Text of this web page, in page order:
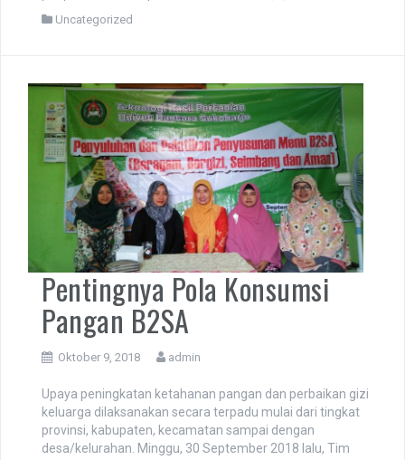
Uncategorized
Pentingnya Pola Konsumsi
Pangan B2SA
Oktober 9, 2018 admin
Upaya peningkatan ketahanan pangan dan perbaikan gizi
keluarga dilaksanakan secara terpadu mulai dari tingkat
provinsi, kabupaten, kecamatan sampai dengan
desa/kelurahan. Minggu, 30 September 2018 lalu, Tim